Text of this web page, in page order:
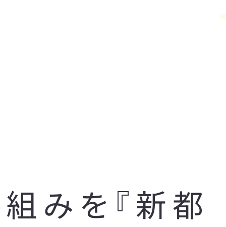
みを『新都